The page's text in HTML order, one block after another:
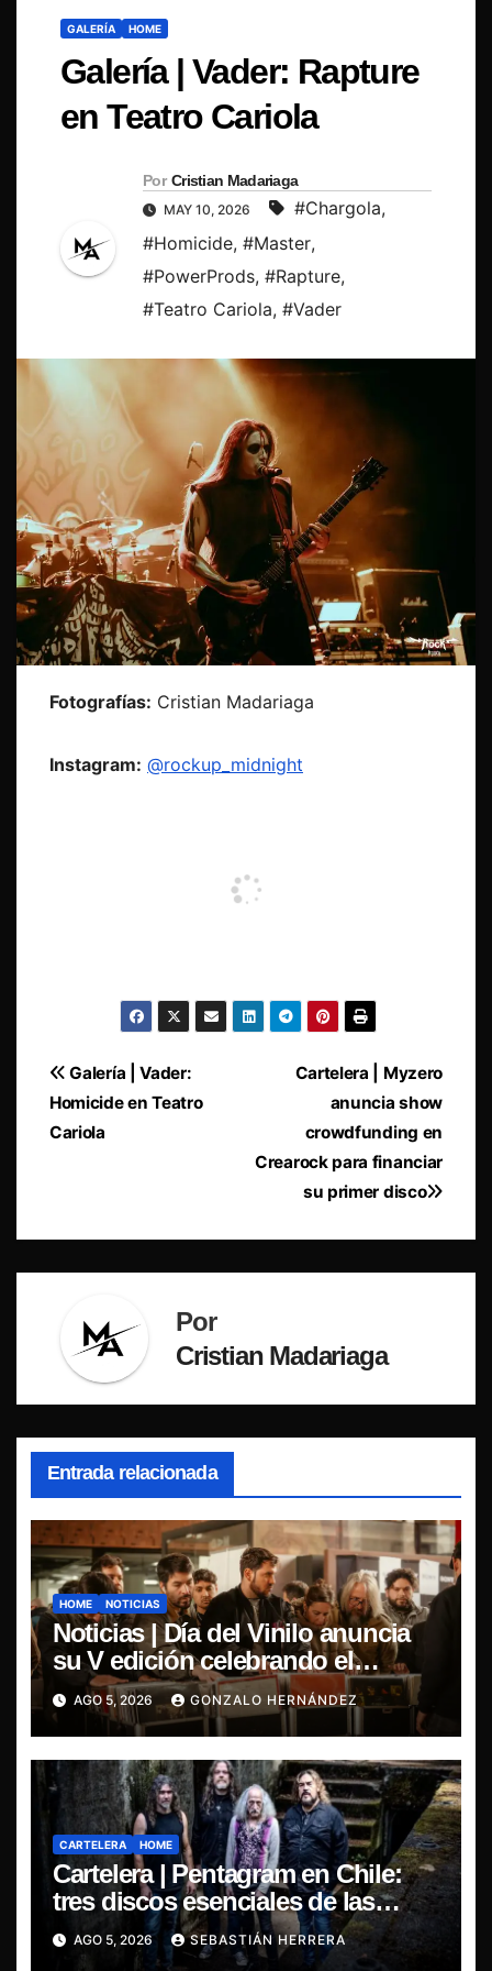
GALERÍA HOME
Galería | Vader: Rapture
en Teatro Cariola
Por Cristian Madariaga
MAY 10, 2026 #Chargola,
#Homicide, #Master,
#PowerProds, #Rapture,
#Teatro Cariola, #Vader
Fotografías: Cristian Madariaga
Instagram: @rockup_midnight
Navegación
de
Cartelera | Myzero
anuncia show
crowdfunding en
Crearock para financiar
su primer disco
Galería | Vader:
Homicide en Teatro
Cariola
Por
Cristian Madariaga
Entrada relacionada
HOME NOTICIAS
Noticias | Día del Vinilo anuncia
su V edición celebrando el
regreso del 7″ fabricado en Chile
AGO 5, 2026 GONZALO HERNÁNDEZ
CARTELERA HOME
Cartelera | Pentagram en Chile:
tres discos esenciales de las
leyendas del doom
AGO 5, 2026 SEBASTIÁN HERRERA